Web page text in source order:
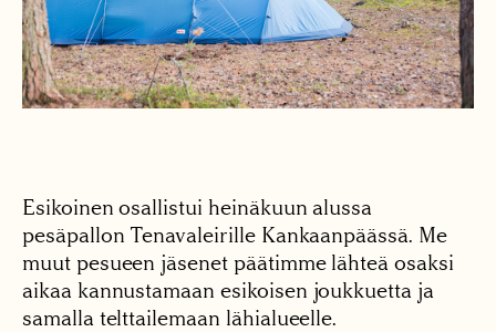
Esikoinen osallistui heinäkuun alussa
pesäpallon Tenavaleirille Kankaanpäässä. Me
muut pesueen jäsenet päätimme lähteä osaksi
aikaa kannustamaan esikoisen joukkuetta ja
samalla telttailemaan lähialueelle.